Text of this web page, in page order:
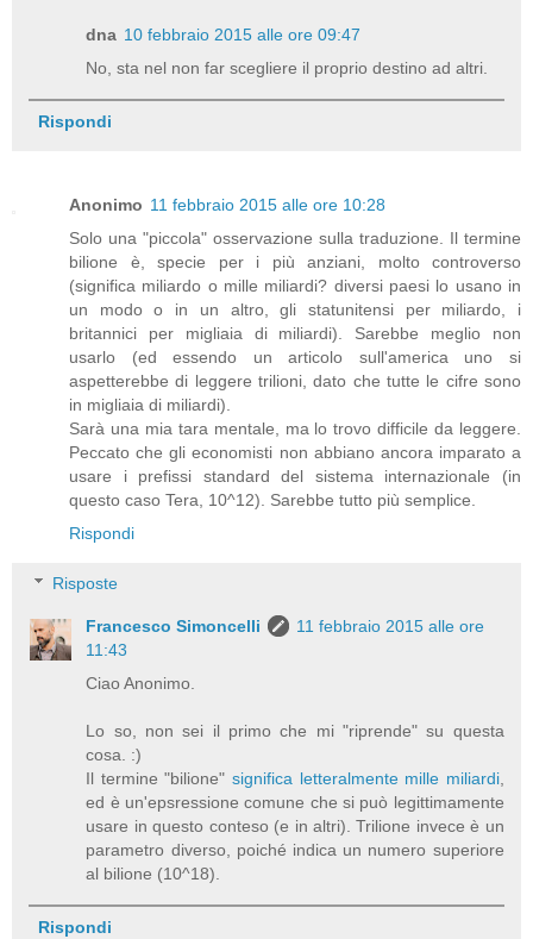
dna 10 febbraio 2015 alle ore 09:47
No, sta nel non far scegliere il proprio destino ad altri.
Rispondi
Anonimo 11 febbraio 2015 alle ore 10:28
Solo una "piccola" osservazione sulla traduzione. Il termine
bilione è, specie per i più anziani, molto controverso
(significa miliardo o mille miliardi? diversi paesi lo usano in
un modo o in un altro, gli statunitensi per miliardo, i
britannici per migliaia di miliardi). Sarebbe meglio non
usarlo (ed essendo un articolo sull'america uno si
aspetterebbe di leggere trilioni, dato che tutte le cifre sono
in migliaia di miliardi).
Sarà una mia tara mentale, ma lo trovo difficile da leggere.
Peccato che gli economisti non abbiano ancora imparato a
usare i prefissi standard del sistema internazionale (in
questo caso Tera, 10^12). Sarebbe tutto più semplice.
Rispondi
Risposte
Francesco Simoncelli
11 febbraio 2015 alle ore
11:43
Ciao Anonimo.
Lo so, non sei il primo che mi "riprende" su questa
cosa. :)
Il termine "bilione" significa letteralmente mille miliardi,
ed è un'epsressione comune che si può legittimamente
usare in questo conteso (e in altri). Trilione invece è un
parametro diverso, poiché indica un numero superiore
al bilione (10^18).
Rispondi